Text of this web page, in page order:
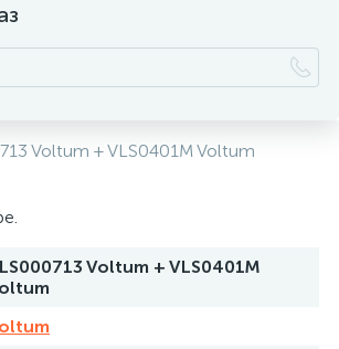
Voltum + VLS0401M Voltum
Voltum + VLS0401M